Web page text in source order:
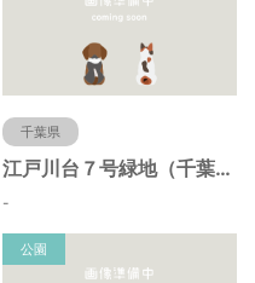
千葉県
江戸川台７号緑地（千葉県流山市）
-
公園